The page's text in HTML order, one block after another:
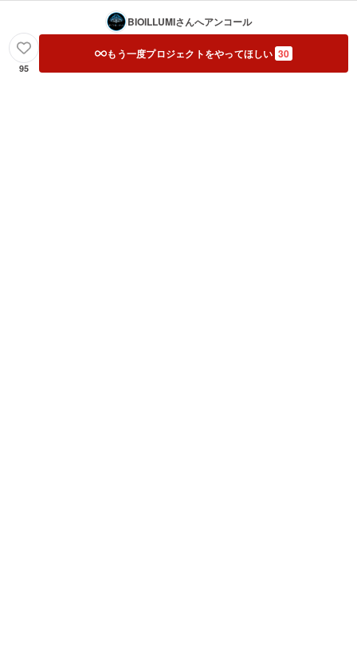
BIOILLUMIさんへアンコール
95
もう一度プロジェクトをやってほしい 30